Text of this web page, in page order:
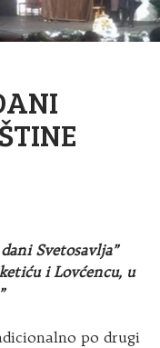
Svetosavlja”
i Lovćencu, u
po drugi